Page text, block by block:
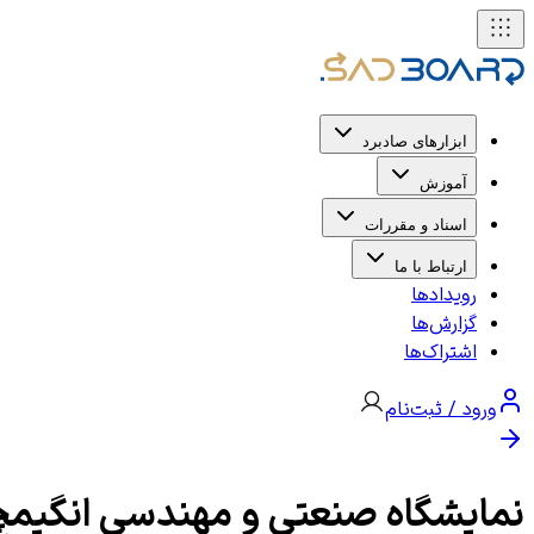
ابزارهای صادبرد
آموزش
اسناد و مقررات
ارتباط با ما
رویدادها
گزارش‌ها
اشتراک‌ها
ورود / ثبت‌نام
نمایشگاه صنعتی و مهندسی